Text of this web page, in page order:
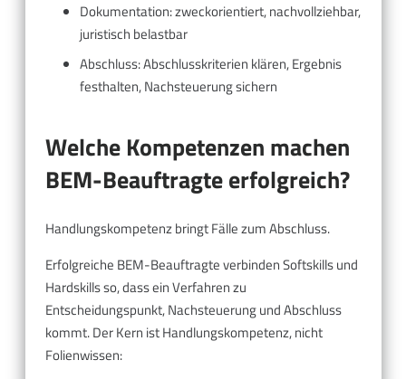
Dokumentation: zweckorientiert, nachvollziehbar,
juristisch belastbar
Abschluss: Abschlusskriterien klären, Ergebnis
festhalten, Nachsteuerung sichern
Welche Kompetenzen machen
BEM-Beauftragte erfolgreich?
Handlungskompetenz bringt Fälle zum Abschluss.
Erfolgreiche BEM-Beauftragte verbinden Softskills und
Hardskills so, dass ein Verfahren zu
Entscheidungspunkt, Nachsteuerung und Abschluss
kommt. Der Kern ist Handlungskompetenz, nicht
Folienwissen: